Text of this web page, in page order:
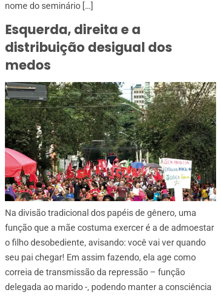
nome do seminário […]
Esquerda, direita e a
distribuição desigual dos
medos
Na divisão tradicional dos papéis de gênero, uma
função que a mãe costuma exercer é a de admoestar
o filho desobediente, avisando: você vai ver quando
seu pai chegar! Em assim fazendo, ela age como
correia de transmissão da repressão – função
delegada ao marido -, podendo manter a consciência